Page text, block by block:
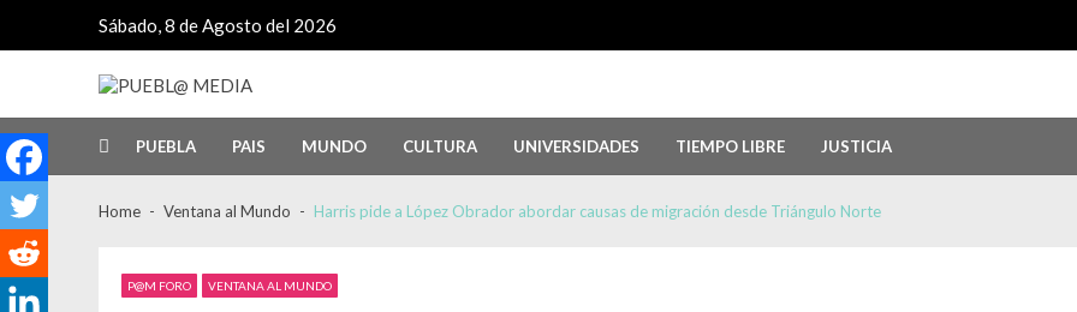
navigation
content
Sábado, 8 de Agosto del 2026
PUEBLA PAIS MUNDO CULTURA UNIVERSIDADES TIEMPO LIBRE JUSTICIA
Cae apoyo ciudadano a Israel en EU por genocidio en Gaza agosto 5, 2026
Cuba se abre al sector privado y a la inversión; el Parlamento aprueba reformas ...
Home Ventana al Mundo Harris pide a López Obrador abordar causas de migración desde Triángulo Norte
P@M FORO VENTANA AL MUNDO